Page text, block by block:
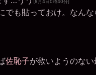
[8月4日0時40分]
でも貼っておけ。なんな
佐恥子が救いようのな